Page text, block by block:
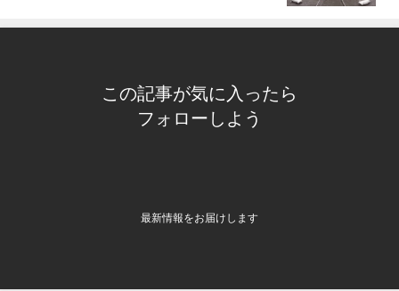
この記事が気に入ったら
フォローしよう
最新情報をお届けします